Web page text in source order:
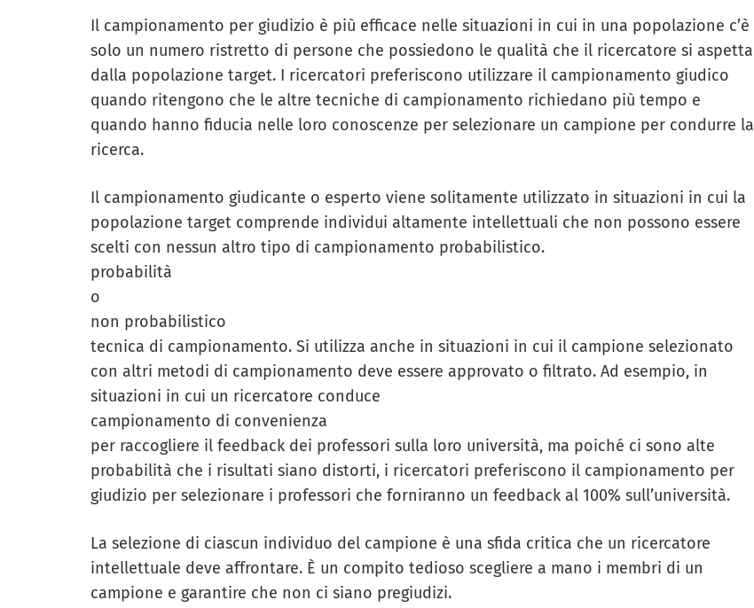
Il campionamento per giudizio è più efficace nelle situazioni in cui in una popolazione c’è
solo un numero ristretto di persone che possiedono le qualità che il ricercatore si aspetta
dalla popolazione target. I ricercatori preferiscono utilizzare il campionamento giudico
quando ritengono che le altre tecniche di campionamento richiedano più tempo e
quando hanno fiducia nelle loro conoscenze per selezionare un campione per condurre la
ricerca.
Il campionamento giudicante o esperto viene solitamente utilizzato in situazioni in cui la
popolazione target comprende individui altamente intellettuali che non possono essere
scelti con nessun altro tipo di campionamento probabilistico.
probabilità
o
non probabilistico
tecnica di campionamento. Si utilizza anche in situazioni in cui il campione selezionato
con altri metodi di campionamento deve essere approvato o filtrato. Ad esempio, in
situazioni in cui un ricercatore conduce
campionamento di convenienza
per raccogliere il feedback dei professori sulla loro università, ma poiché ci sono alte
probabilità che i risultati siano distorti, i ricercatori preferiscono il campionamento per
giudizio per selezionare i professori che forniranno un feedback al 100% sull’università.
La selezione di ciascun individuo del campione è una sfida critica che un ricercatore
intellettuale deve affrontare. È un compito tedioso scegliere a mano i membri di un
campione e garantire che non ci siano pregiudizi.